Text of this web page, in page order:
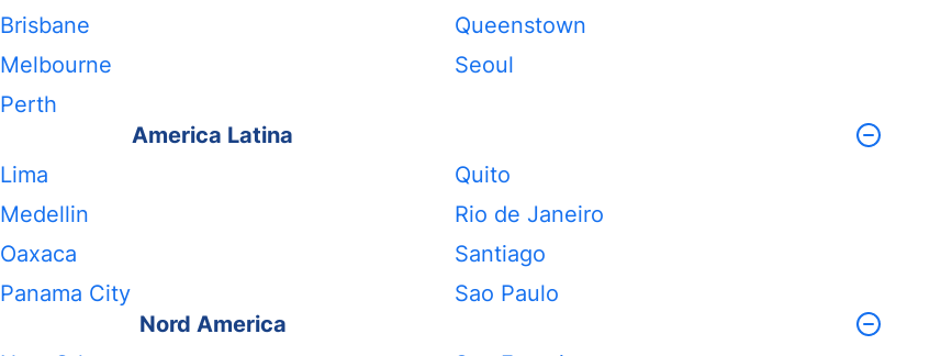
Brisbane
Melbourne
Perth
Queenstown
Seoul
America Latina
Lima
Medellin
Oaxaca
Panama City
Quito
Rio de Janeiro
Santiago
Sao Paulo
Nord America